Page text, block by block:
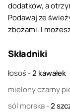
dodatków, a
Podawaj ze
zbożami. I
Składniki
łosoś -2 kawałek
mielony czarny
sól morska-2